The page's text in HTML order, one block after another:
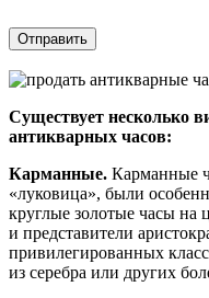
Отправить
Существует несколько
антикварных часов:
Карманные. Карманные
«луковица», были
круглые золотые часы на
и представители
привилегированных
из серебра или других